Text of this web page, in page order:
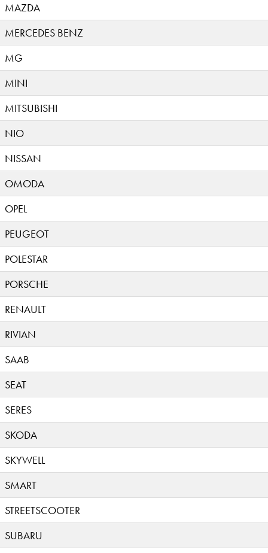
MAZDA
MERCEDES BENZ
MG
MINI
MITSUBISHI
NIO
NISSAN
OMODA
OPEL
PEUGEOT
POLESTAR
PORSCHE
RENAULT
RIVIAN
SAAB
SEAT
SERES
SKODA
SKYWELL
SMART
STREETSCOOTER
SUBARU